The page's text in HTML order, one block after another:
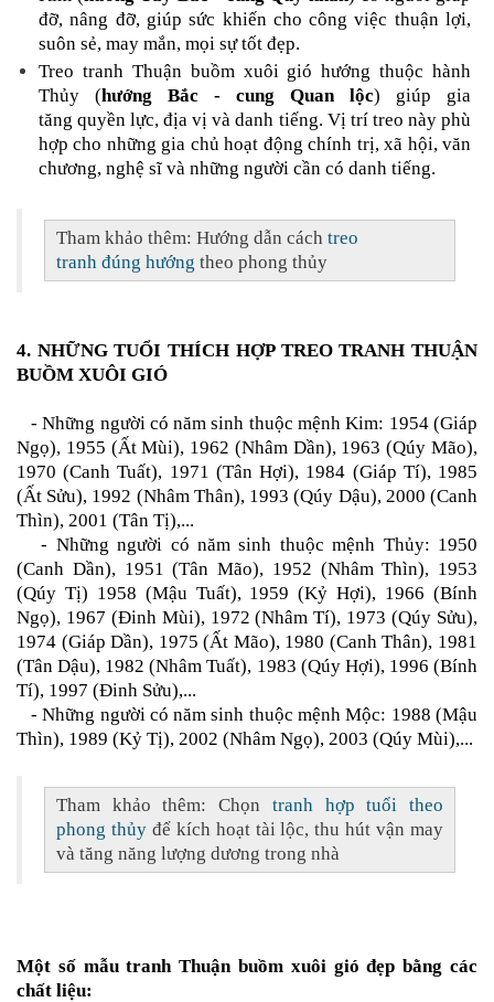
đỡ, nâng đỡ, giúp sức khiến cho công việc thuận lợi,
suôn sẻ, may mắn, mọi sự tốt đẹp.
Treo tranh Thuận buồm xuôi gió hướng thuộc hành
Thủy (hướng Bắc - cung Quan lộc) giúp gia
tăng quyền lực, địa vị và danh tiếng. Vị trí treo này phù
hợp cho những gia chủ hoạt động chính trị, xã hội, văn
chương, nghệ sĩ và những người cần có danh tiếng.
Tham khảo thêm: Hướng dẫn cách treo
tranh đúng hướng theo phong thủy
4. NHỮNG TUỔI THÍCH HỢP TREOTRANH THUẬN
BUỒM XUÔI GIÓ
- Những người có năm sinh thuộc mệnh Kim: 1954 (Giáp
Ngọ), 1955 (Ất Mùi), 1962 (Nhâm Dần), 1963 (Qúy Mão),
1970 (Canh Tuất), 1971 (Tân Hợi), 1984 (Giáp Tí), 1985
(Ất Sửu), 1992 (Nhâm Thân), 1993 (Qúy Dậu), 2000 (Canh
Thìn), 2001 (Tân Tị),...
- Những người có năm sinh thuộc mệnh Thủy: 1950
(Canh Dần), 1951 (Tân Mão), 1952 (Nhâm Thìn), 1953
(Qúy Tị) 1958 (Mậu Tuất), 1959 (Kỷ Hợi), 1966 (Bính
Ngọ), 1967 (Đinh Mùi), 1972 (Nhâm Tí), 1973 (Qúy Sửu),
1974 (Giáp Dần), 1975 (Ất Mão), 1980 (Canh Thân), 1981
(Tân Dậu), 1982 (Nhâm Tuất), 1983 (Qúy Hợi), 1996 (Bính
Tí), 1997 (Đinh Sửu),...
- Những người có năm sinh thuộc mệnh Mộc: 1988 (Mậu
Thìn), 1989 (Kỷ Tị), 2002 (Nhâm Ngọ), 2003 (Qúy Mùi),...
Tham khảo thêm: Chọn tranh hợp tuổi theo
phong thủyđể kích hoạt tài lộc, thu hút vận may
và tăng năng lượng dương trong nhà
Một số mẫu tranh Thuận buồm xuôi gió đẹp bằng các
chất liệu: